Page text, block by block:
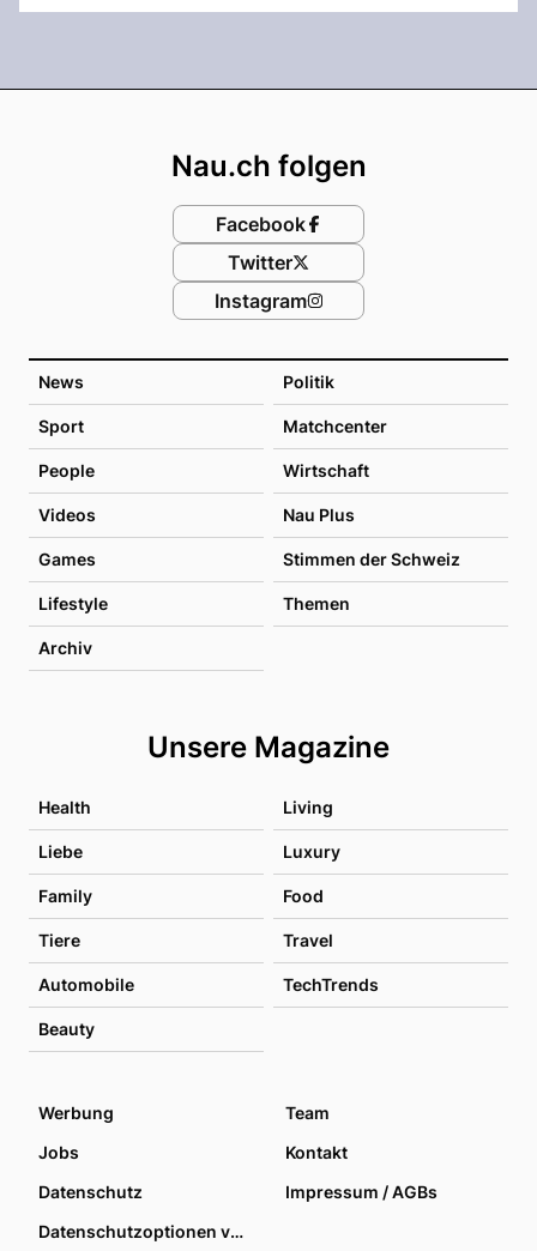
News Politik
Sport Matchcenter
People Wirtschaft
Videos Nau Plus
Games Stimmen der Schweiz
Lifestyle Themen
Archiv
Unsere Magazine
Health Living
Liebe Luxury
Family Food
Tiere Travel
Automobile TechTrends
Beauty
Nau.ch folgen
Facebook
Twitter
Instagram
Werbung
Team
Jobs
Kontakt
Datenschutz
Impressum / AGBs
Datenschutzoptionen verwalten